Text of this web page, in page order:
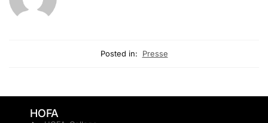
Posted in: Presse
HOFA